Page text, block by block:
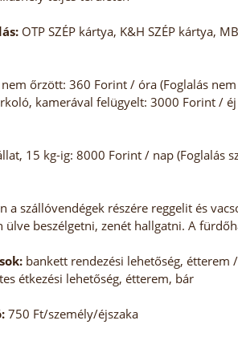
OTP SZÉP kártya, K&H SZÉP kártya,
őrzött: 360 Forint / óra (Foglalás nem
kamerával felügyelt: 3000 Forint / éj
15 kg-ig: 8000 Forint / nap (Foglalás
a szállóvendégek részére reggelit és
ülve beszélgetni, zenét hallgatni. A
bankett rendezési lehetőség, étterem
étkezési lehetőség, étterem, bár
750 Ft/személy/éjszaka